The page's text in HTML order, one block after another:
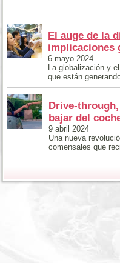
El auge de la
implicaciones
6 mayo 2024
La globalización y
que están
Drive-
bajar del
9 abril 2024
Una nueva
comensales que